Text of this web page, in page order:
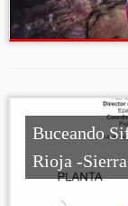
Buceando
Rioja -